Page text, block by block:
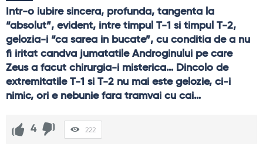
Intr-o iubire sincera, profunda, tangenta la
“absolut”, evident, intre timpul T-1 si timpul T-2,
gelozia-i “ca sarea in bucate”, cu conditia de a nu
fi iritat candva jumatatile Androginului pe care
Zeus a facut chirurgia-i misterica… Dincolo de
extremitatile T-1 si T-2 nu mai este gelozie, ci-i
nimic, ori e nebunie fara tramvai cu cai…
4 222